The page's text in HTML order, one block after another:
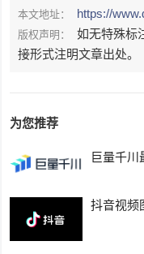
本文地址： https://
版权声明：
如无特殊标
接形式注明文章出处。
为您推荐
巨量千
抖音视频